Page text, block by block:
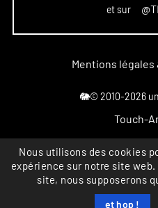
et sur
Mentions
🐘© 2010-2026
Touch-
Marque
All rights
Nous utilisons des cookies
expérience sur notre site
site, nous supposerons
et hop !